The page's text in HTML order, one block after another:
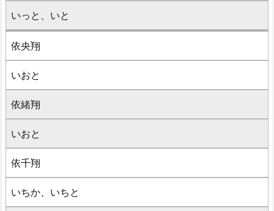
いっと、いと
依央翔
いおと
依緒翔
いおと
依千翔
いちか、いちと